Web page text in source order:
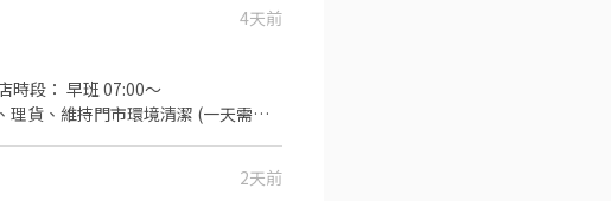
4天前
時段： 早班 07:00～
理貨、維持門市環境清潔 (一天需跑
2天前